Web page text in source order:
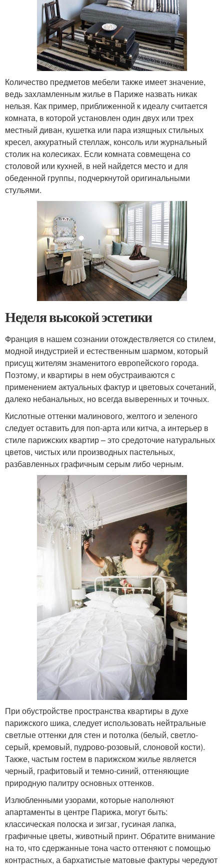
Количество предметов мебели также имеет значение,
ведь захламленным жилье в Париже назвать никак
нельзя. Как пример, приближенной к идеалу считается
комната, в которой установлен один двух или трех
местный диван, кушетка или пара изящных стильных
кресел, аккуратный стеллаж, консоль или журнальный
столик на колесиках. Если комната совмещена со
столовой или кухней, в ней найдется место и для
обеденной группы, подчеркнутой оригинальными
стульями.
Неделя высокой эстетики
Франция в нашем сознании отождествляется со стилем,
модной индустрией и естественным шармом, который
присущ жителям знаменитого европейского города.
Поэтому, и квартиры в нем обустраиваются с
применением актуальных фактур и цветовых сочетаний,
далеко небанальных, но всегда выверенных и точных.
Кислотные оттенки малинового, желтого и зеленого
следует оставить для поп-арта или китча, а интерьер в
стиле парижских квартир – это средоточие натуральных
цветов, чистых или производных пастельных,
разбавленных графичным серым либо черным.
При обустройстве пространства квартиры в духе
парижского шика, следует использовать нейтральные
светлые оттенки для стен и потолка (белый, светло-
серый, кремовый, пудрово-розовый, слоновой кости).
Также, частым гостем в парижском жилье является
черный, графитовый и темно-синий, оттеняющие
природную палитру основных оттенков.
Излюбленными узорами, которые наполняют
апартаменты в центре Парижа, могут быть:
классическая полоска и зигзаг, гусиная лапка,
графичные цветы, животный принт. Обратите внимание
на то, что сдержанные тона часто оттеняют с помощью
контрастных, а бархатистые матовые фактуры чередуют